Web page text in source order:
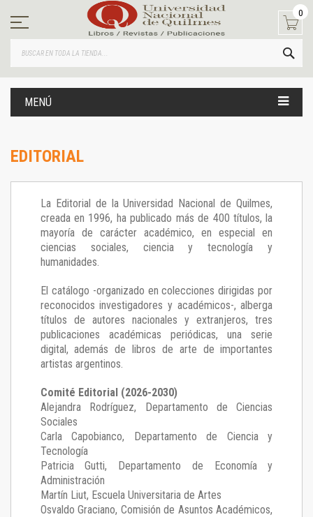
contenido
0
MENÚ
EDITORIAL
La Editorial de la Universidad Nacional de Quilmes,
creada en 1996, ha publicado más de 400 títulos, la
mayoría de carácter académico, en especial en
ciencias sociales, ciencia y tecnología y
humanidades.
El catálogo -organizado en colecciones dirigidas por
reconocidos investigadores y académicos-, alberga
títulos de autores nacionales y extranjeros, tres
publicaciones académicas periódicas, una serie
digital, además de libros de arte de importantes
artistas argentinos.
Comité Editorial (2026-2030)
Alejandra Rodríguez, Departamento de Ciencias
Sociales
Carla Capobianco, Departamento de Ciencia y
Tecnología
Patricia Gutti, Departamento de Economía y
Administración
Martín Liut, Escuela Universitaria de Artes
Osvaldo Graciano, Comisión de Asuntos Académicos,